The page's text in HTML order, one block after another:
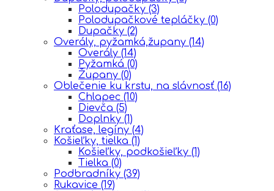
Polodupačky (3)
Polodupačkové tepláčky (0)
Dupačky (2)
Overály, pyžamká,župany (14)
Overály (14)
Pyžamká (0)
Župany (0)
Oblečenie ku krstu, na slávnosť (16)
Chlapec (10)
Dievča (5)
Doplnky (1)
Kraťase, legíny (4)
Košieľky, tielka (1)
Košieľky, podkošieľky (1)
Tielka (0)
Podbradníky (39)
Rukavice (19)